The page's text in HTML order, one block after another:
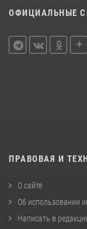
ОФИЦИАЛЬНЫЕ
ПРАВОВАЯ И
О сайте
Об использовании
Написать в